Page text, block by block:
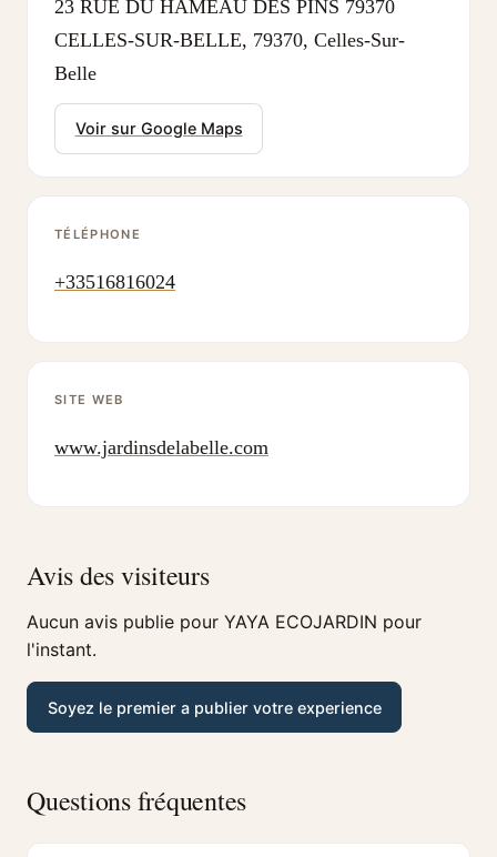
23 RUE DU HAMEAU DES PINS 79370
CELLES-SUR-BELLE, 79370, Celles-Sur-
Belle
Voir sur Google Maps
TÉLÉPHONE
+33516816024
SITE WEB
www.jardinsdelabelle.com
Avis des visiteurs
Aucun avis publie pour YAYA ECOJARDIN pour
l'instant.
Soyez le premier a publier votre experience
Questions fréquentes